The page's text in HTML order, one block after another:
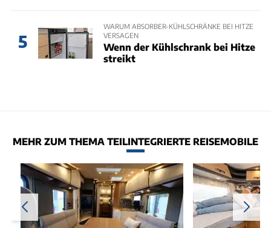
5
WARUM ABSORBER-KÜHLSCHRÄNKE BEI HITZE
VERSAGEN
Wenn der Kühlschrank bei Hitze
streikt
MEHR ZUM THEMA TEILINTEGRIERTE REISEMOBILE